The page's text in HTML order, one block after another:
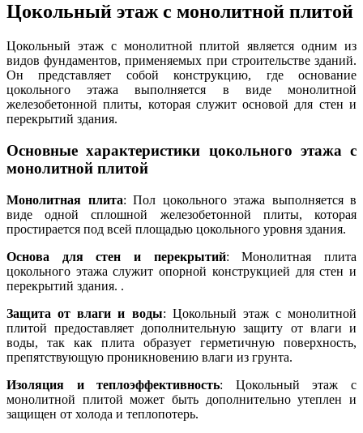
Цокольный этаж с монолитной плитой
Цокольный этаж с монолитной плитой является одним из
видов фундаментов, применяемых при строительстве зданий.
Он представляет собой конструкцию, где основание
цокольного этажа выполняется в виде монолитной
железобетонной плиты, которая служит основой для стен и
перекрытий здания.
Основные характеристики цокольного этажа с
монолитной плитой
Монолитная плита: Пол цокольного этажа выполняется в
виде одной сплошной железобетонной плиты, которая
простирается под всей площадью цокольного уровня здания.
Основа для стен и перекрытий: Монолитная плита
цокольного этажа служит опорной конструкцией для стен и
перекрытий здания. .
Защита от влаги и воды: Цокольный этаж с монолитной
плитой предоставляет дополнительную защиту от влаги и
воды, так как плита образует герметичную поверхность,
препятствующую проникновению влаги из грунта.
Изоляция и теплоэффективность: Цокольный этаж с
монолитной плитой может быть дополнительно утеплен и
защищен от холода и теплопотерь.